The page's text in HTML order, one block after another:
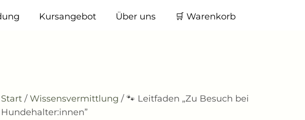
Kursangebot Über uns 🛒 Warenkorb
Start /Wissensvermittlung / 🐾 Leitfaden „Zu Besuch bei
Hundehalter:innen”
Leitfaden